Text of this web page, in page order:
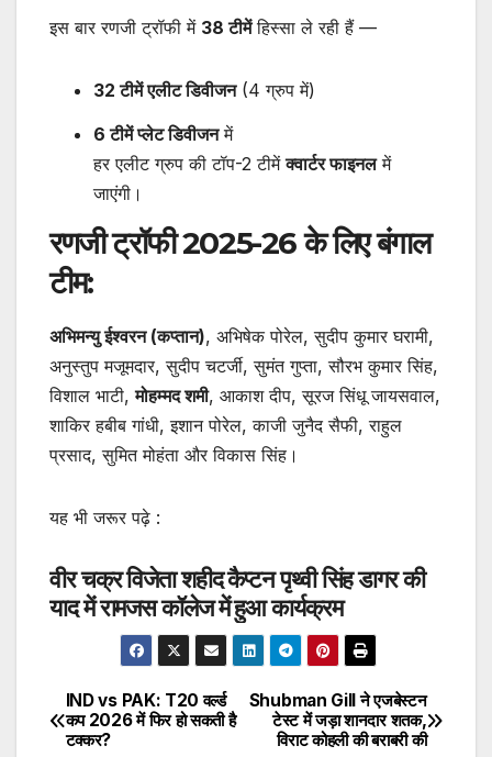
इस बार रणजी ट्रॉफी में 38 टीमेंहिस्सा ले रही हैं —
32 टीमें एलीट डिवीजन(4 ग्रुप में)
6 टीमें प्लेट डिवीजनमें
हर एलीट ग्रुप की टॉप-2 टीमेंक्वार्टर फाइनलमें
जाएंगी।
रणजी ट्रॉफी 2025-26 के लिए बंगाल
टीम:
अभिमन्यु ईश्वरन (कप्तान), अभिषेक पोरेल, सुदीप कुमार घरामी,
अनुस्तुप मजूमदार, सुदीप चटर्जी, सुमंत गुप्ता, सौरभ कुमार सिंह,
विशाल भाटी,मोहम्मद शमी, आकाश दीप, सूरज सिंधू जायसवाल,
शाकिर हबीब गांधी, इशान पोरेल, काजी जुनैद सैफी, राहुल
प्रसाद, सुमित मोहंता और विकास सिंह।
यह भी जरूर पढ़े :
वीर चक्र विजेता शहीद कैप्टन पृथ्वी सिंह डागर की
याद में रामजस कॉलेज में हुआ कार्यक्रम
Post
Shubman Gill ने एजबेस्टन
टेस्ट में जड़ा शानदार शतक,
विराट कोहली की बराबरी की
IND vs PAK: T20 वर्ल्ड
कप 2026 में फिर हो सकती है
टक्कर?